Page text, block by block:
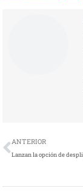
Ant
ANTERIOR